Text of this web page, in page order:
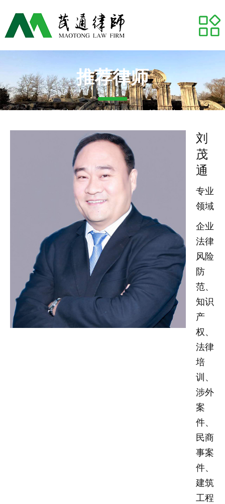
网站首页
专业领域
推荐律师
代表案例
法治体检
联系我们
推荐律师
刘
茂
通
专业
领域
企业
法律
风险
防
范、
知识
产
权、
法律
培
训、
涉外
案
件、
民商
事案
件、
建筑
工程